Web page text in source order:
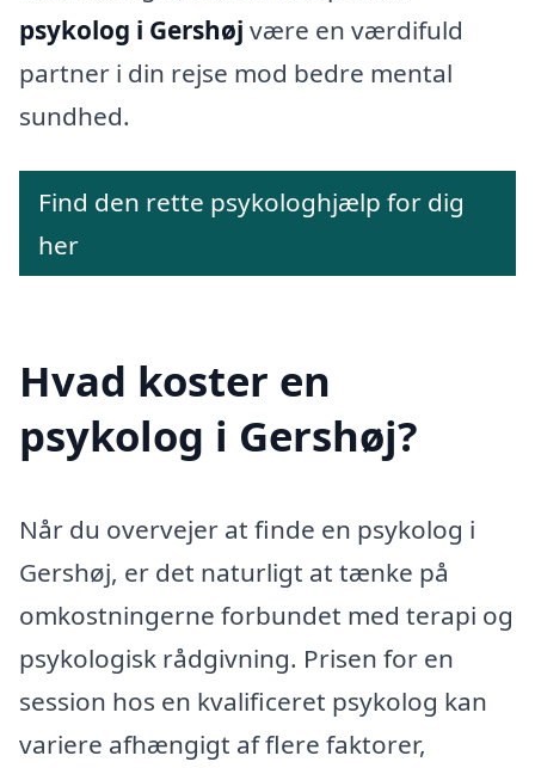
psykolog i Gershøj være en værdifuld
partner i din rejse mod bedre mental
sundhed.
Find den rette psykologhjælp for dig
her
Hvad koster en
psykolog i Gershøj?
Når du overvejer at finde en psykolog i
Gershøj, er det naturligt at tænke på
omkostningerne forbundet med terapi og
psykologisk rådgivning. Prisen for en
session hos en kvalificeret psykolog kan
variere afhængigt af flere faktorer,